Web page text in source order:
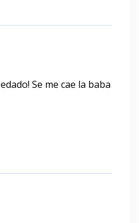
Se me cae la baba